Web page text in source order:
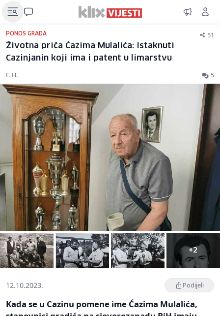
PONOS GRADA 51
Životna priča Ćazima Mulalića: Istaknuti
Cazinjanin koji ima i patent u limarstvu
F. H. 5
+2
12.10.2023. Podijeli
Kada se u Cazinu pomene ime Ćazima Mulalića,